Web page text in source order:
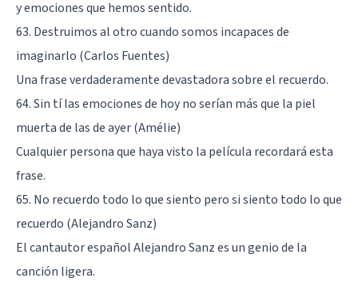
y emociones que hemos sentido.
63. Destruimos al otro cuando somos incapaces de
imaginarlo (Carlos Fuentes)
Una frase verdaderamente devastadora sobre el recuerdo.
64. Sin tí las emociones de hoy no serían más que la piel
muerta de las de ayer (Amélie)
Cualquier persona que haya visto la película recordará esta
frase.
65. No recuerdo todo lo que siento pero si siento todo lo que
recuerdo (Alejandro Sanz)
El cantautor español Alejandro Sanz es un genio de la
canción ligera.